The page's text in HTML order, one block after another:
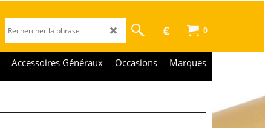
0
€
Accessoires Généraux Occasions Marques